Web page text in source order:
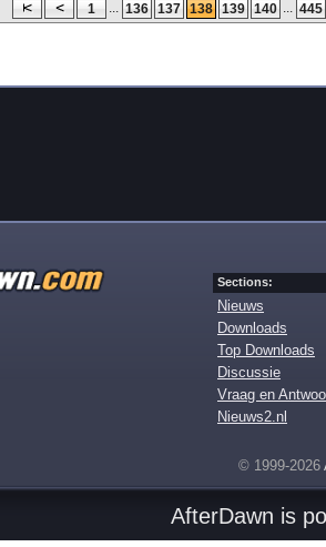
1 ... 136 137 138 139 140 ... 445
Sections:
Nieuws
Downloads
Top Downloads
Discussie
Vraag en
Nieuws2.nl
© 1999-2026
AfterDawn is